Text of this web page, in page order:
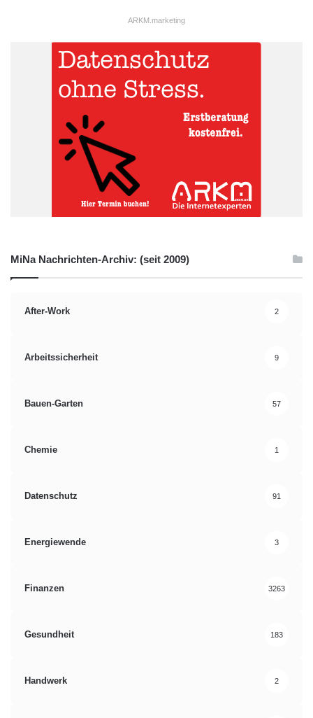
ARKM.marketing
MiNa Nachrichten-Archiv: (seit 2009)
After-Work 2
Arbeitssicherheit 9
Bauen-Garten 57
Chemie 1
Datenschutz 91
Energiewende 3
Finanzen 3263
Gesundheit 183
Handwerk 2